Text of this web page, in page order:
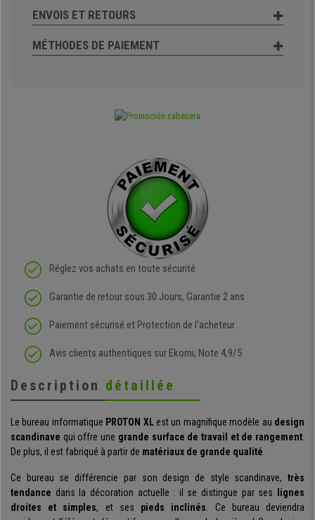
ENVOIS ET RETOURS
MÉTHODES DE PAIEMENT
Réglez vos achats en toute sécurité
Garantie de retour sous 30 Jours, Garantie 2 ans
Paiement sécurisé et Protection de l'acheteur
Avis clients authentiques sur Ekomi, Note 4,9/5
Description détaillée
Le bureau informatique PROTON XLest un magnifique modèle au design
scandinave qui offre une grande surface de travail et de rangement.
De plus, il est fabriqué à partir de matériaux de grande qualité.
Ce bureau se différencie par son design de style scandinave, très
tendance dans la décoration actuelle : il se distingue par ses
lignes
droites et simples, et ses pieds inclinés. Ce bureau deviendra